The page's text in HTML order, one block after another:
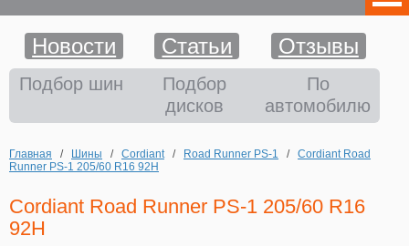
Шины
Диски
Аккумуляторы
Аксессуары
Новости Статьи Отзывы
Подбор шин
Подбор
дисков
По
автомобилю
Главная / Шины / Cordiant / Road Runner PS-1 / Cordiant Road
Runner PS-1 205/60 R16 92H
Cordiant Road Runner PS-1 205/60 R16
92H